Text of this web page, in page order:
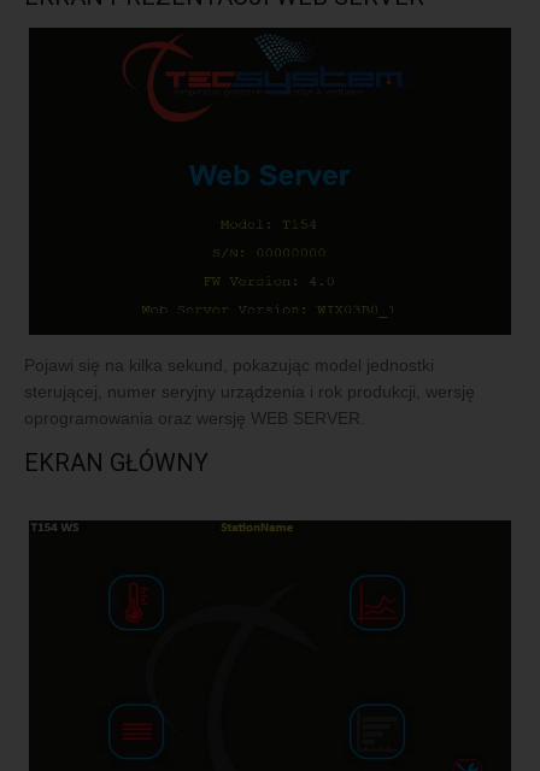
Pojawi się na kilka sekund, pokazując model jednostki
sterującej, numer seryjny urządzenia i rok produkcji, wersję
oprogramowania oraz wersję WEB SERVER.
EKRAN GŁÓWNY